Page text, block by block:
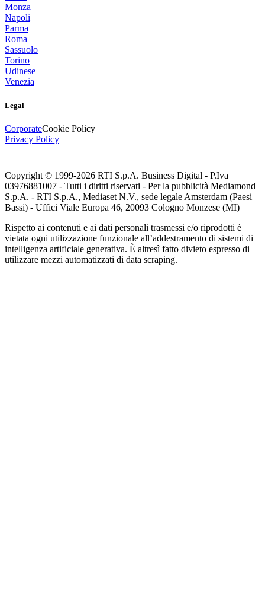
Monza
Napoli
Parma
Roma
Sassuolo
Torino
Udinese
Venezia
Legal
CorporateCookie Policy
Privacy Policy
Copyright © 1999-2026 RTI S.p.A. Business Digital - P.Iva
03976881007 - Tutti i diritti riservati - Per la pubblicità Mediamond
S.p.A. - RTI S.p.A., Mediaset N.V., sede legale Amsterdam (Paesi
Bassi) - Uffici Viale Europa 46, 20093 Cologno Monzese (MI)
Rispetto ai contenuti e ai dati personali trasmessi e/o riprodotti è
vietata ogni utilizzazione funzionale all’addestramento di sistemi di
intelligenza artificiale generativa. È altresì fatto divieto espresso di
utilizzare mezzi automatizzati di data scraping.